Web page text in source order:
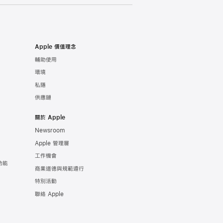
能
Apple 價值理念
輔助使用
環境
私隱
供應鏈
關於 Apple
Newsroom
Apple 管理層
工作機會
商業道德與規範遵行
特別活動
聯絡 Apple